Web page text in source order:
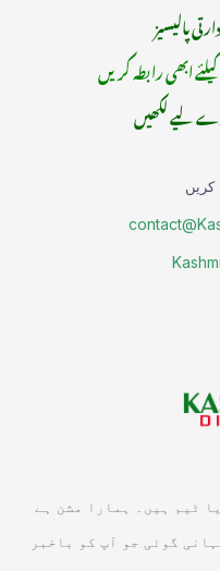
پالیسیز
ابھی رابطہ کریں
لیے لکھیں
کریں
ٹیم ہیں۔ ہمارا مشن ہے
گوئی جو آپ کو باخبر